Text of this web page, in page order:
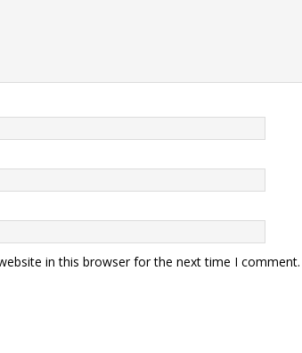
in this browser for the next time I comment.